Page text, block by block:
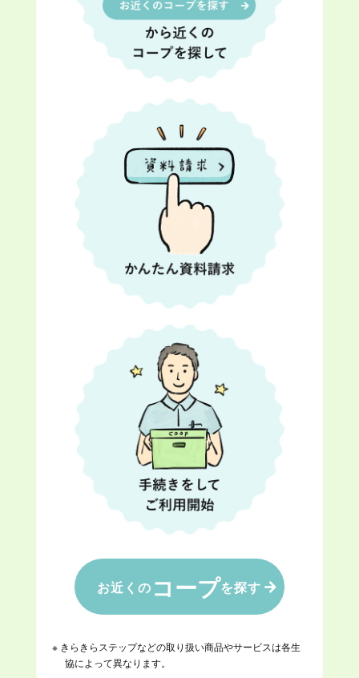
お近くの コープを探す
※ きらきらステップなどの取り扱い商品やサービスは各生
協によって異なります。